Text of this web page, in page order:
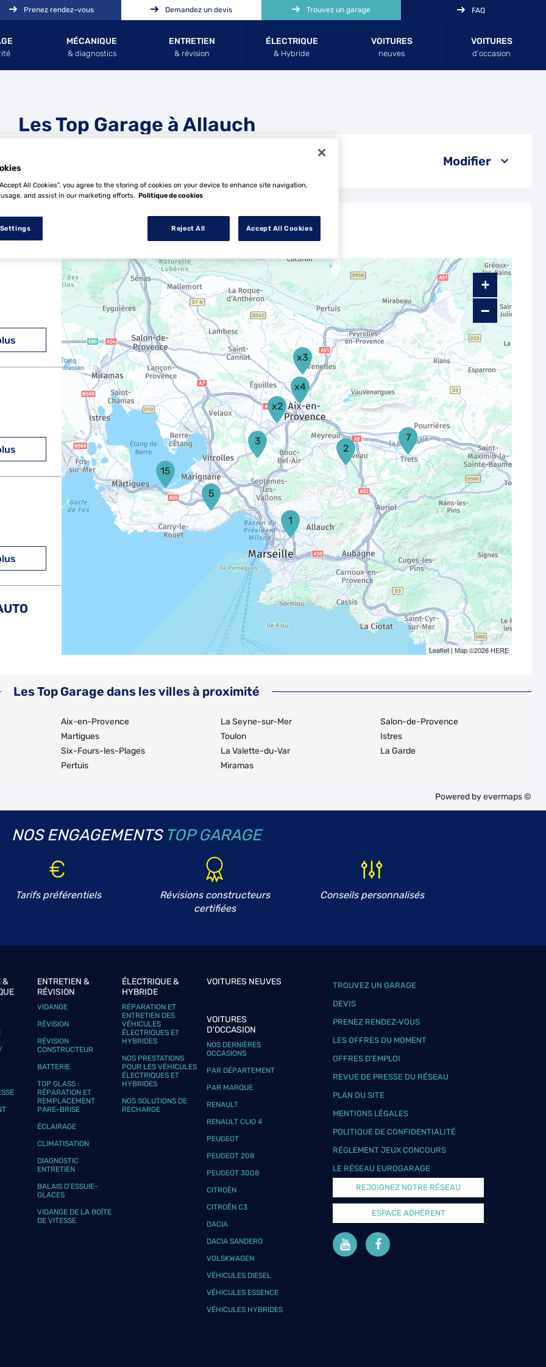
MÉCANIQUE
& diagnostics
ENTRETIEN
& révision
ÉLECTRIQUE
& Hybride
VOITURES
neuves
VOITURES
d’occasion
Prenez rendez-vous Demandez un devis Trouvez un garage FAQ
Les Top Garage à Allauch
Modifier
15 Top Garage à Allauch
15
7
x3
x4
5
2
1
3
x2
+
−
Leaflet| Map ©2026HERE
Les Top Garage dans les villes à proximité
Aix-en-Provence
Martigues
Six-Fours-les-Plages
Pertuis
La Seyne-sur-Mer
Toulon
La Valette-du-Var
Miramas
Salon-de-Provence
Istres
La Garde
Powered byevermaps ©
NOS ENGAGEMENTS TOP GARAGE
Tarifs préférentiels
Révisions constructeurs
certifiées
Conseils personnalisés
&
ENTRETIEN &
RÉVISION
VIDANGE
RÉVISION
RÉVISION
CONSTRUCTEUR
BATTERIE
TOP GLASS :
RÉPARATION ET
REMPLACEMENT
PARE-BRISE
ÉCLAIRAGE
CLIMATISATION
DIAGNOSTIC
ENTRETIEN
BALAIS D’ESSUIE-
GLACES
VIDANGE DE LA BOÎTE
DE VITESSE
ÉLECTRIQUE &
HYBRIDE
RÉPARATION ET
ENTRETIEN DES
VÉHICULES
ÉLECTRIQUES ET
HYBRIDES
NOS PRESTATIONS
POUR LES VÉHICULES
ÉLECTRIQUES ET
HYBRIDES
NOS SOLUTIONS DE
RECHARGE
VOITURES NEUVES
VOITURES
D'OCCASION
NOS DERNIÈRES
OCCASIONS
PAR DÉPARTEMENT
PAR MARQUE
RENAULT
RENAULT CLIO 4
PEUGEOT
PEUGEOT 208
PEUGEOT 3008
CITROËN
CITROËN C3
DACIA
DACIA SANDERO
VOLSKWAGEN
VÉHICULES DIESEL
VÉHICULES ESSENCE
VÉHICULES HYBRIDES
TROUVEZ UN GARAGE
DEVIS
PRENEZ RENDEZ-VOUS
LES OFFRES DU MOMENT
OFFRES D’EMPLOI
REVUE DE PRESSE DU RÉSEAU
PLAN DU SITE
MENTIONS LÉGALES
POLITIQUE DE CONFIDENTIALITÉ
RÉGLEMENT JEUX CONCOURS
LE RÉSEAU EUROGARAGE
REJOIGNEZ NOTRE RÉSEAU
ESPACE ADHÉRENT
All Cookies”, you agree to the storing of cookies on your device to enhance site navigation,
and assist in our marketing efforts. Politique de cookies
Reject All Accept All Cookies